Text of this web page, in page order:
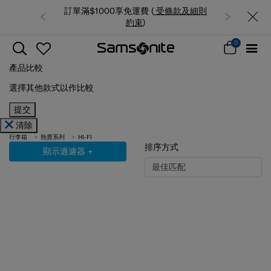
訂單滿$1000享免運費 ( 受條款及細則
約束)
0
產品比較
選擇其他款式以作比較
提交
清除
行李箱 熱賣系列 HI-FI
顯示過濾器 + 排序方式